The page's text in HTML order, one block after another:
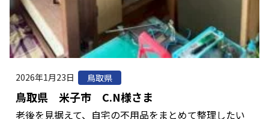
2026年1月23日 鳥取県
鳥取県 米子市 C.N様さま
老後を見据えて、自宅の不用品をまとめて整理したい